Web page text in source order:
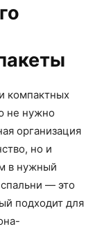
компактных
не нужно
организация
но и
в нужный
— это
подходит для